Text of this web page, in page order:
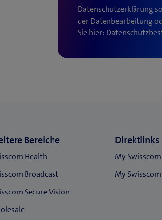
Datenschutzerklärung
der Datenbearbeitung
Sie hier: